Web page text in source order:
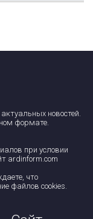
новостей.
формате.
при условии
ardinform.com
что
файлов cookies.